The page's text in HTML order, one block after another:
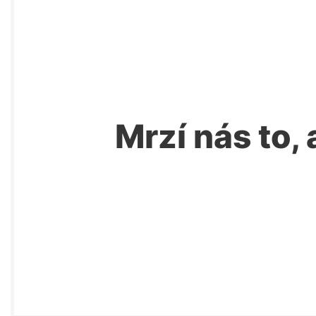
Mrzí nás to,